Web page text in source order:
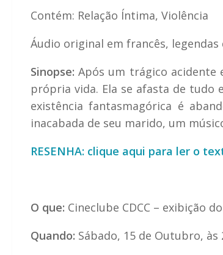
Contém: Relação Íntima, Violência
Áudio original em francês,
Sinopse: Após um trágico acidente
própria vida. Ela se afasta de tudo
existência fantasmagórica é
inacabada de seu marido, um
RESENHA: clique aqui para ler o
O que: Cineclube CDCC – exibição
Quando: Sábado, 15 de Outubro, às